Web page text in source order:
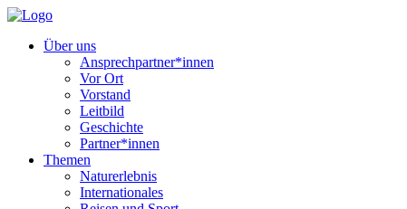
Über uns
Ansprechpartner*innen
Vor Ort
Vorstand
Leitbild
Geschichte
Partner*innen
Themen
Naturerlebnis
Internationales